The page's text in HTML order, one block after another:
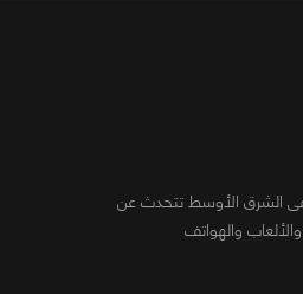
فى الشرق الأوسط تتحدث عن
والهواتف